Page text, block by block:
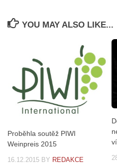
YOU MAY ALSO LIKE...
Proběhla soutěž PIWI
Weinpreis 2015
16.12.2015 BY REDAKCE